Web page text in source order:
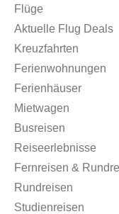
Flüge
Aktuelle Flug Deals
Kreuzfahrten
Ferienwohnungen
Ferienhäuser
Mietwagen
Busreisen
Reiseerlebnisse
Fernreisen &
Rundreisen
Studienreisen